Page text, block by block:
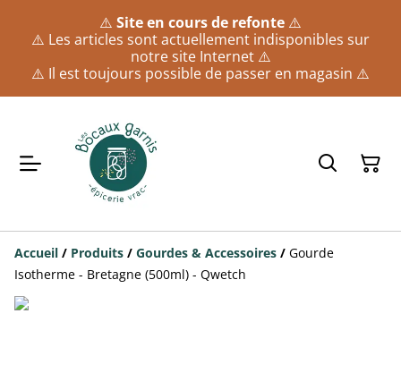
⚠️ Site en cours de refonte ⚠️
⚠️ Les articles sont actuellement indisponibles sur
notre site Internet ⚠️
⚠️ Il est toujours possible de passer en magasin ⚠️
Accueil / Produits / Gourdes & Accessoires / Gourde
Isotherme - Bretagne (500ml) - Qwetch